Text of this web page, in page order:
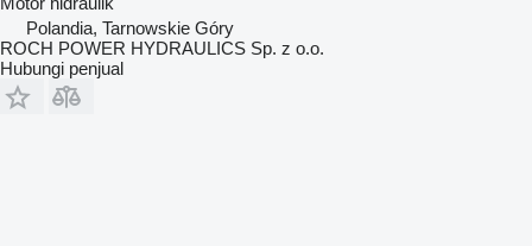
Polandia, Tarnowskie Góry
ROCH POWER HYDRAULICS Sp. z o.o.
Hubungi penjual